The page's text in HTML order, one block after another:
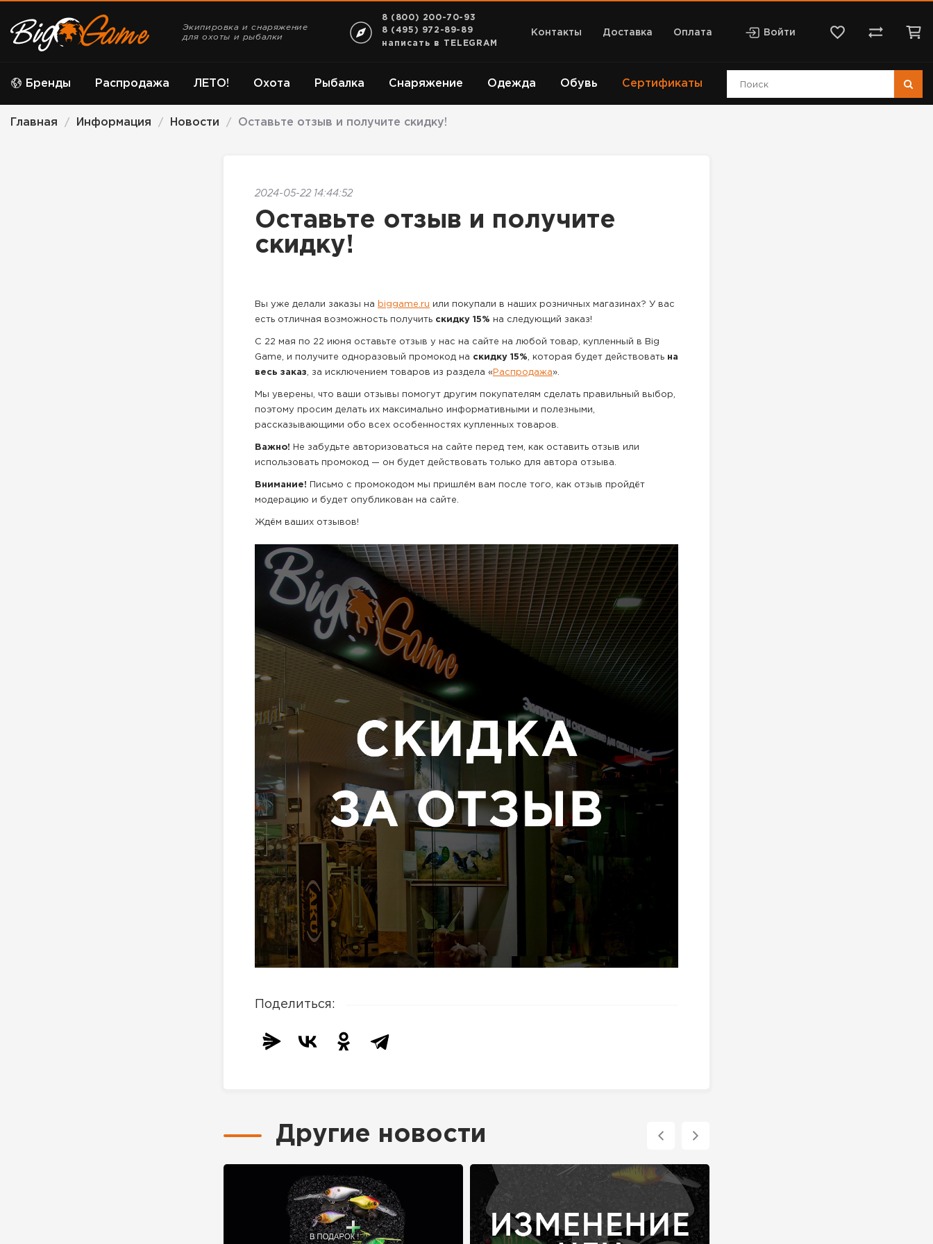
Экипировка и снаряжение
для охоты и рыбалки
8 (800) 200-70-93
8 (495) 972-89-89
написать в TELEGRAM
Контакты Доставка Оплата Войти
Бренды ЛЕТО! Охота Рыбалка Снаряжение Одежда Обувь
Распродажа Сертификаты
Главная / Информация / Новости / Оставьте отзыв и получите скидку!
2024-05-22 14:44:52
Оставьте отзыв и получите
скидку!
Вы уже делали заказы на biggame.ru или покупали в наших розничных магазинах? У вас
есть отличная возможность получить скидку 15% на следующий заказ!
С 22 мая по 22 июня оставьте отзыв у нас на сайте на любой товар, купленный в Big
Game, и получите одноразовый промокод на скидку 15% , которая будет действовать на
весь заказ , за исключением товаров из раздела «Распродажа».
Мы уверены, что ваши отзывы помогут другим покупателям сделать правильный выбор,
поэтому просим делать их максимально информативными и полезными,
рассказывающими обо всех особенностях купленных товаров.
Важно! Не забудьте авторизоваться на сайте перед тем, как оставить отзыв или
использовать промокод — он будет действовать только для автора отзыва.
Внимание! Письмо с промокодом мы пришлём вам после того, как отзыв пройдёт
модерацию и будет опубликован на сайте.
Ждём ваших отзывов!
Поделиться:
Другие новости